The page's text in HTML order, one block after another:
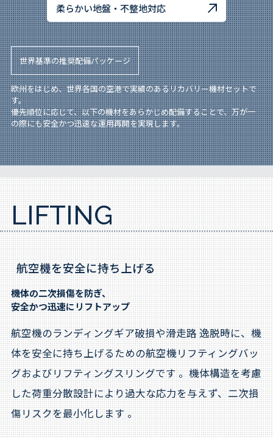
柔らかい地盤・不整地対応
世界基準の推奨配備パッケージ
欧州をはじめ、世界各国の空港で実績のあるリカバリー機材セットで
す。
優先順位に応じて、以下の機材をあらかじめ配備することで、万が一
の際にも安全かつ迅速な運用再開を実現します。
LIFTING
航空機を安全に持ち上げる
機体の二次損傷を防ぎ、
安全かつ迅速にリフトアップ
航空機のランディングギア破損や滑走路 逸脱時に、機
体を安全に持ち上げるための航空機リフティングバッ
グおよびリフティングスリングです 。機体構造を考慮
した荷重分散設計により過大な応力を与えず、二次損
傷リスクを最小化します 。